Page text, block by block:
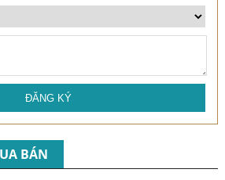
ĐĂNG KÝ
BÁN